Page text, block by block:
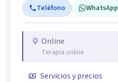
Teléfono WhatsApp
Online
Terapia online
Servicios y precios